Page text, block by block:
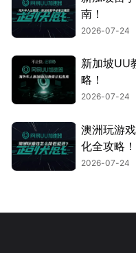
南！
2026-07-24
新加坡UU
略！
2026-07-24
澳洲玩游
化全攻略！
2026-07-24